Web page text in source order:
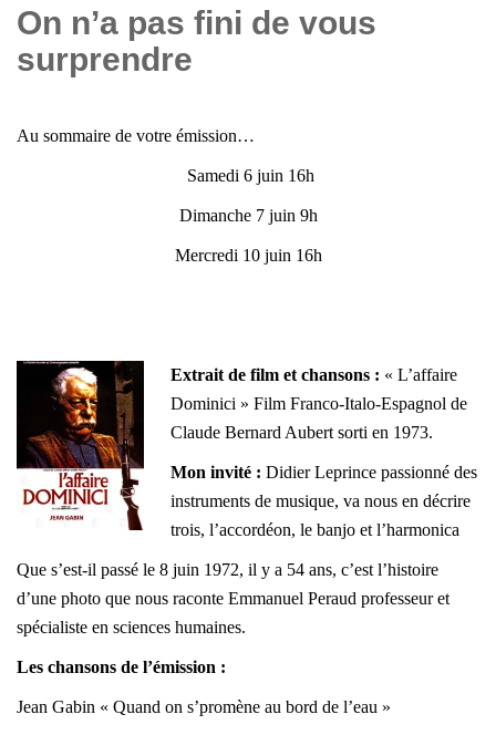
On n’a pas fini de vous
surprendre
Au sommaire de votre émission…
Samedi 6 juin 16h
Dimanche 7 juin 9h
Mercredi 10 juin 16h
Extrait de film et chansons : « L’affaire
Dominici » Film Franco-Italo-Espagnol de
Claude Bernard Aubert sorti en 1973.
Mon invité : Didier Leprince passionné des
instruments de musique, va nous en décrire
trois, l’accordéon, le banjo et l’harmonica
Que s’est-il passé le 8 juin 1972, il y a 54 ans, c’est l’histoire
d’une photo que nous raconte Emmanuel Peraud professeur et
spécialiste en sciences humaines.
Les chansons de l’émission :
Jean Gabin « Quand on s’promène au bord de l’eau »